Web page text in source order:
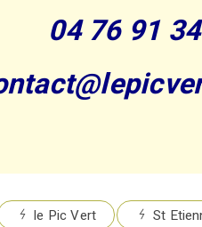
04 76 91
le Pic Vert St